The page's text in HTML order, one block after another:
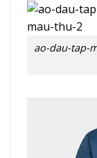
ao-dau-tap-